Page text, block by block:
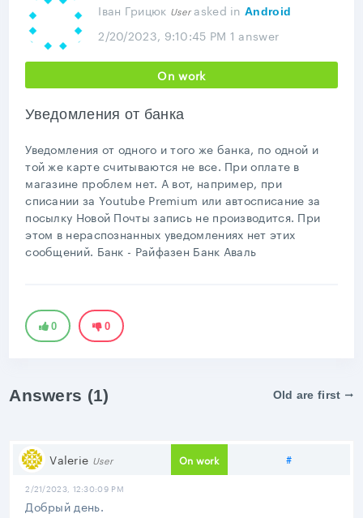
Іван Грицюк User asked in Android
2/20/2023, 9:10:45 PM 1 answer
On work
Уведомления от банка
Уведомления от одного и того же банка, по одной и
той же карте считываются не все. При оплате в
магазине проблем нет. А вот, например, при
списании за Youtube Premium или автосписание за
посылку Новой Почты запись не производится. При
этом в нераспознанных уведомлениях нет этих
сообщений. Банк - Райфазен Банк Аваль
0 0
Answers (1) Old are first
Valerie User On work #Share link
2/21/2023, 12:30:09 PM
Добрый день.